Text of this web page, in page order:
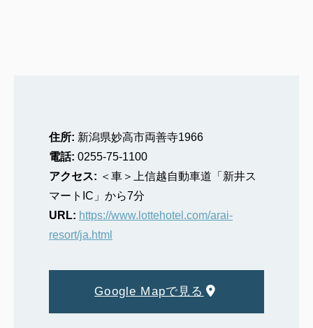
住所: 新潟県妙高市両善寺1966
電話: 0255-75-1100
アクセス: ＜車＞上信越自動車道「新井ス
マートIC」から7分
URL: https://www.lottehotel.com/arai-
resort/ja.html
Google Mapで見る